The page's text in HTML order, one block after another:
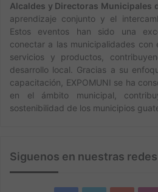
Alcaldes y Directoras Municipales
aprendizaje conjunto y el
Estos eventos han sido una
conectar a las municipalidades con
servicios y productos,
desarrollo local. Gracias a su
capacitación, EXPOMUNI se ha
en el ámbito municipal,
sostenibilidad de los municipios
Siguenos en nuestras redes